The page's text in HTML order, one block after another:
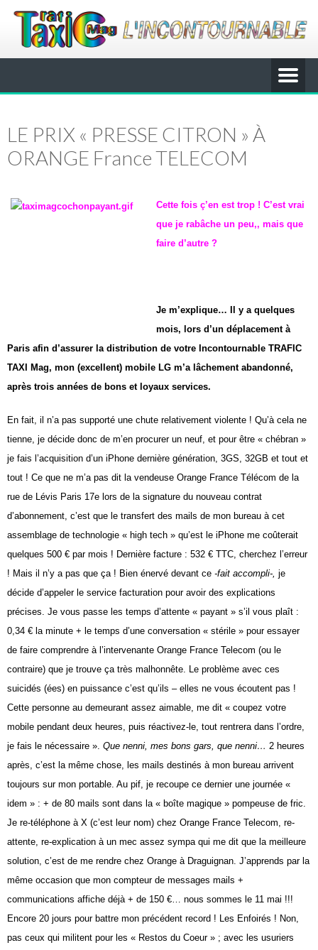
LE PRIX « PRESSE CITRON » À
ORANGE France TELECOM
Cette fois ç’en est trop ! C’est vrai
que je rabâche un peu,, mais que
faire d’autre ?
Je m’explique… Il y a quelques
mois, lors d’un déplacement à
Paris afin d’assurer la distribution de votre Incontournable TRAFIC
TAXI Mag, mon (excellent) mobile LG m’a lâchement abandonné,
après trois années de bons et loyaux services.
En fait, il n’a pas supporté une chute relativement violente ! Qu’à cela ne
tienne, je décide donc de m’en procurer un neuf, et pour être « chébran »
je fais l’acquisition d’un iPhone dernière génération, 3GS, 32GB et tout et
tout ! Ce que ne m’a pas dit la vendeuse Orange France Télécom de la
rue de Lévis Paris 17e lors de la signature du nouveau contrat
d’abonnement, c’est que le transfert des mails de mon bureau à cet
assemblage de technologie « high tech » qu’est le iPhone me coûterait
quelques 500 € par mois ! Dernière facture : 532 € TTC, cherchez l’erreur
! Mais il n’y a pas que ça ! Bien énervé devant ce -fait accompli-, je
décide d’appeler le service facturation pour avoir des explications
précises. Je vous passe les temps d’attente « payant » s’il vous plaît :
0,34 € la minute + le temps d’une conversation « stérile » pour essayer
de faire comprendre à l’intervenante Orange France Telecom (ou le
contraire) que je trouve ça très malhonnête. Le problème avec ces
suicidés (ées) en puissance c’est qu’ils – elles ne vous écoutent pas !
Cette personne au demeurant assez aimable, me dit « coupez votre
mobile pendant deux heures, puis réactivez-le, tout rentrera dans l’ordre,
je fais le nécessaire ». Que nenni, mes bons gars, que nenni… 2 heures
après, c’est la même chose, les mails destinés à mon bureau arrivent
toujours sur mon portable. Au pif, je recoupe ce dernier une journée «
idem » : + de 80 mails sont dans la « boîte magique » pompeuse de fric.
Je re-téléphone à X (c’est leur nom) chez Orange France Telecom, re-
attente, re-explication à un mec assez sympa qui me dit que la meilleure
solution, c’est de me rendre chez Orange à Draguignan. J’apprends par la
même occasion que mon compteur de messages mails +
communications affiche déjà + de 150 €… nous sommes le 11 mai !!!
Encore 20 jours pour battre mon précédent record ! Les Enfoirés ! Non,
pas ceux qui militent pour les « Restos du Coeur » ; avec les usuriers